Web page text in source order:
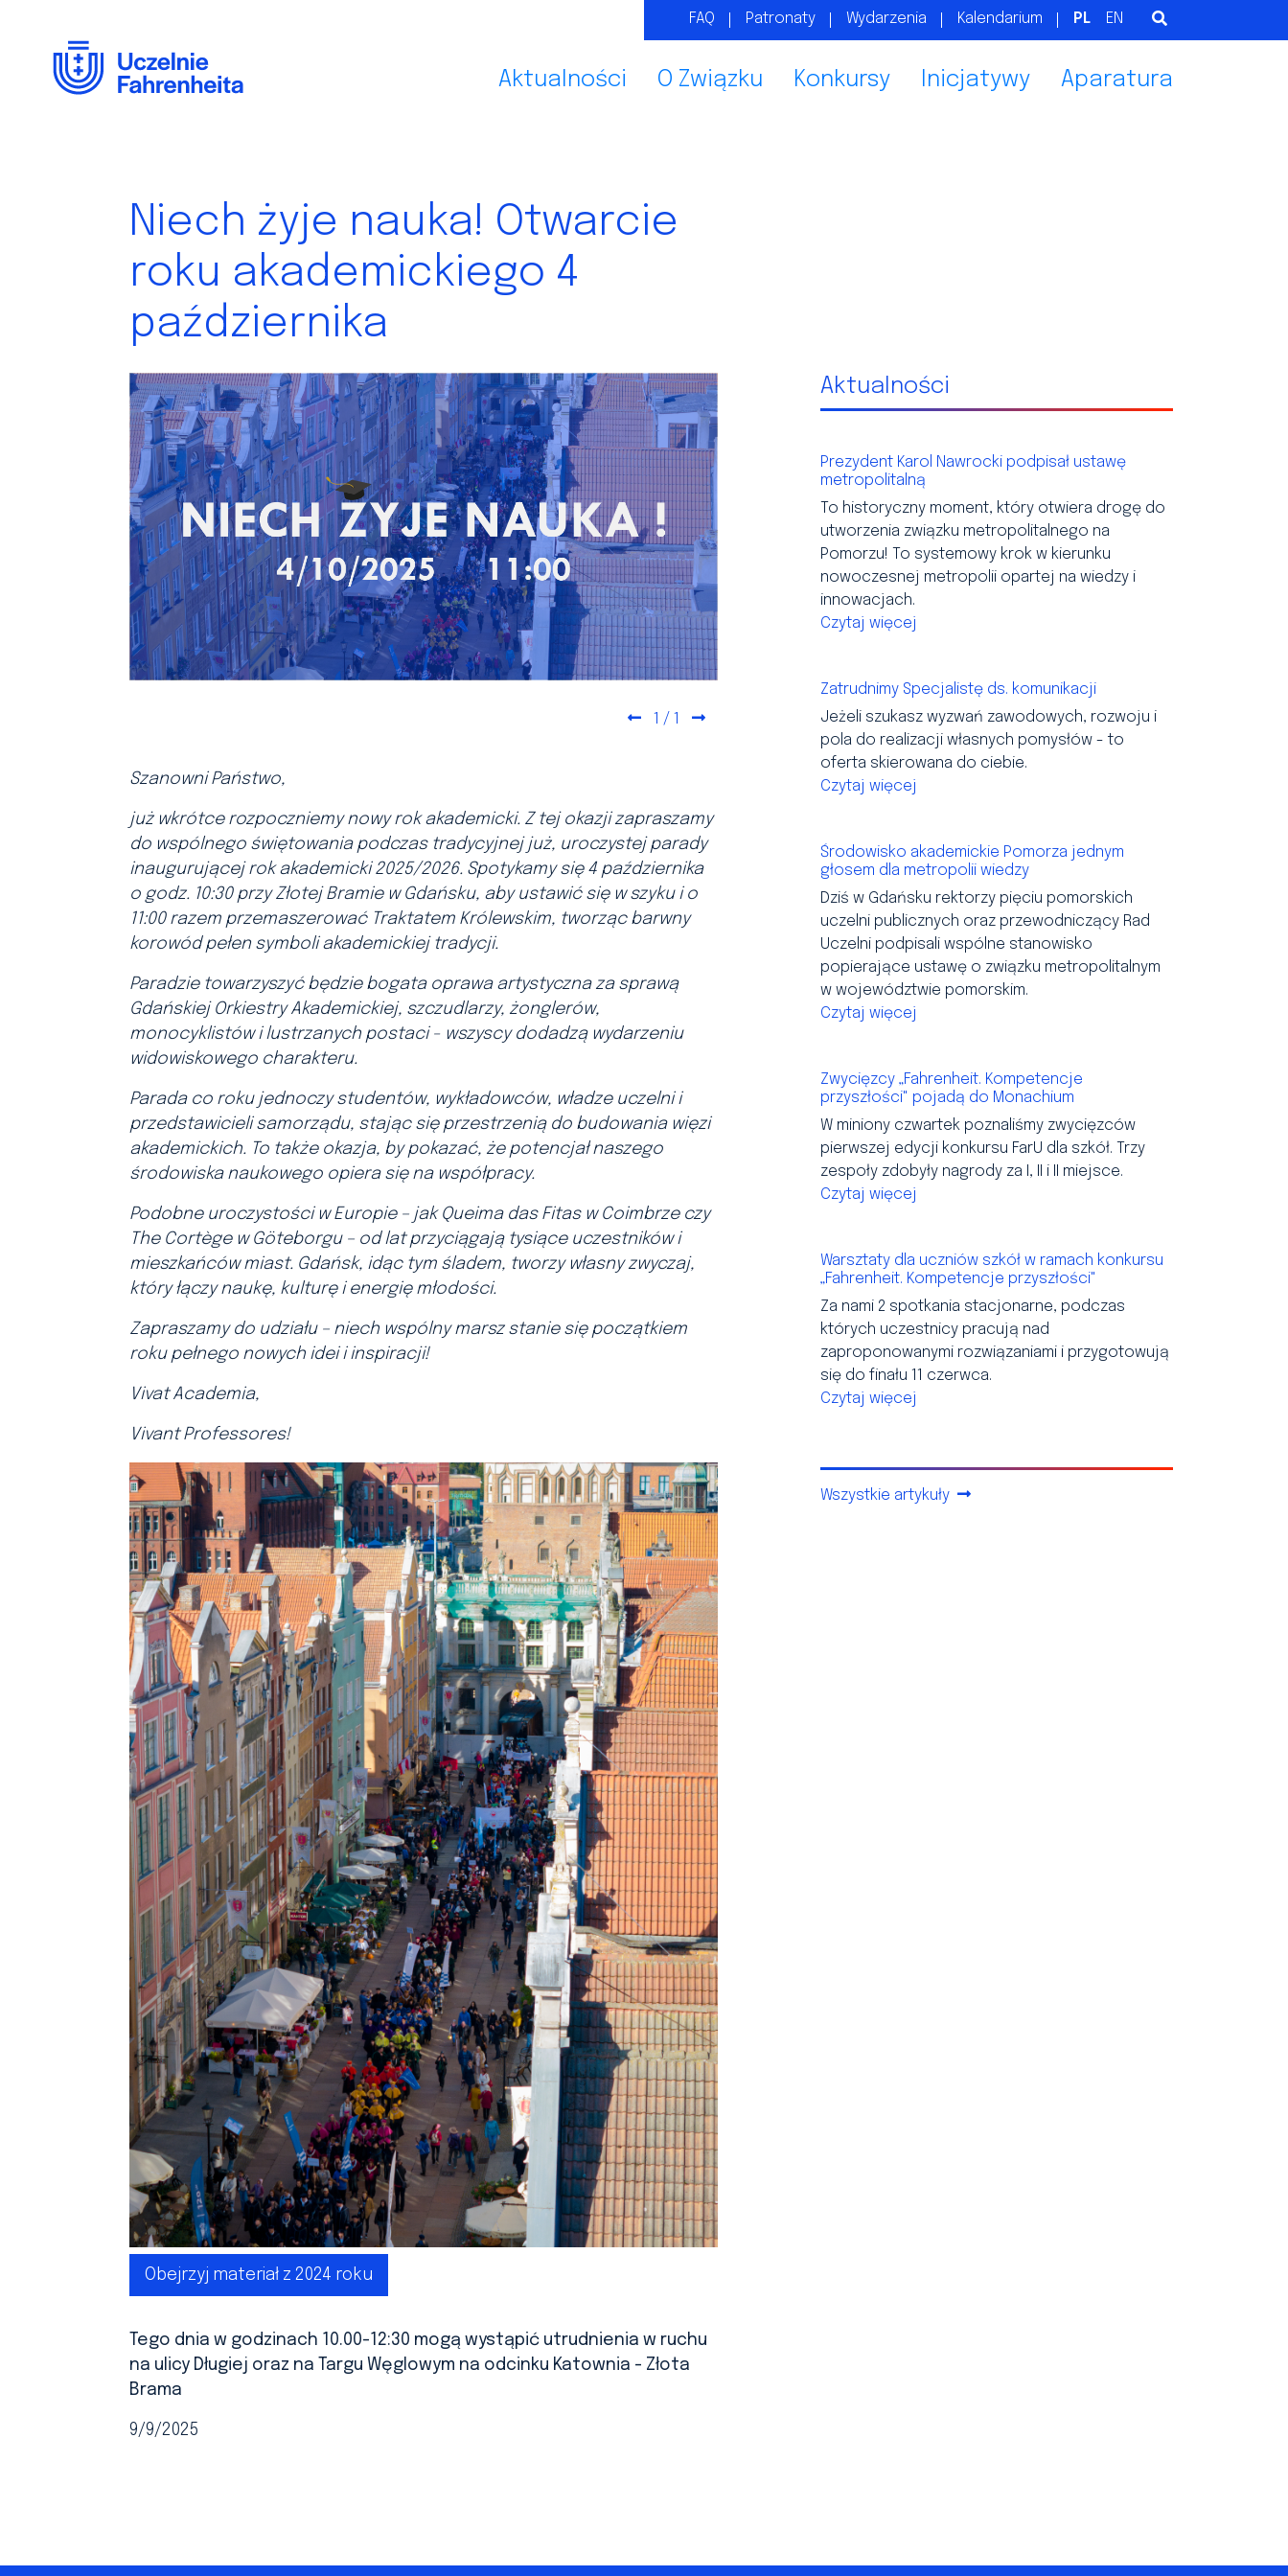
FAQ Patronaty Wydarzenia Kalendarium PL EN
Aktualności O Związku Konkursy Inicjatywy Aparatura
Niech żyje nauka! Otwarcie
roku akademickiego 4
października
Previous
1 / 1
Szanowni Państwo,
już wkrótce rozpoczniemy nowy rok akademicki. Z tej okazji zapraszamy
do wspólnego świętowania podczas tradycyjnej już, uroczystej parady
inaugurującej rok akademicki 2025/2026. Spotykamy się 4 października
o godz. 10:30 przy Złotej Bramie w Gdańsku, aby ustawić się w szyku i o
11:00 razem przemaszerować Traktatem Królewskim, tworząc barwny
korowód pełen symboli akademickiej tradycji.
Paradzie towarzyszyć będzie bogata oprawa artystyczna za sprawą
Gdańskiej Orkiestry Akademickiej, szczudlarzy, żonglerów,
monocyklistów i lustrzanych postaci - wszyscy dodadzą wydarzeniu
widowiskowego charakteru.
Parada co roku jednoczy studentów, wykładowców, władze uczelni i
przedstawicieli samorządu, stając się przestrzenią do budowania więzi
akademickich. To także okazja, by pokazać, że potencjał naszego
środowiska naukowego opiera się na współpracy.
Podobne uroczystości w Europie – jak Queima das Fitas w Coimbrze czy
The Cortège w Göteborgu – od lat przyciągają tysiące uczestników i
mieszkańców miast. Gdańsk, idąc tym śladem, tworzy własny zwyczaj,
który łączy naukę, kulturę i energię młodości.
Zapraszamy do udziału – niech wspólny marsz stanie się początkiem
roku pełnego nowych idei i inspiracji!
Vivat Academia,
Vivant Professores!
Obejrzyj materiał z 2024 roku
Tego dnia w godzinach 10.00-12:30 mogą wystąpić utrudnienia w ruchu
na ulicy Długiej oraz na Targu Węglowym na odcinku Katownia - Złota
Brama
9/9/2025
Aktualności
Prezydent Karol Nawrocki podpisał ustawę
metropolitalną
To historyczny moment, który otwiera drogę do
utworzenia związku metropolitalnego na
Pomorzu! To systemowy krok w kierunku
nowoczesnej metropolii opartej na wiedzy i
innowacjach.
Czytaj więcej
Zatrudnimy Specjalistę ds. komunikacji
Jeżeli szukasz wyzwań zawodowych, rozwoju i
pola do realizacji własnych pomysłów - to
oferta skierowana do ciebie.
Czytaj więcej
Środowisko akademickie Pomorza jednym
głosem dla metropolii wiedzy
Dziś w Gdańsku rektorzy pięciu pomorskich
uczelni publicznych oraz przewodniczący Rad
Uczelni podpisali wspólne stanowisko
popierające ustawę o związku metropolitalnym
w województwie pomorskim.
Czytaj więcej
Zwycięzcy „Fahrenheit. Kompetencje
przyszłości" pojadą do Monachium
W miniony czwartek poznaliśmy zwycięzców
pierwszej edycji konkursu FarU dla szkół. Trzy
zespoły zdobyły nagrody za I, II i II miejsce.
Czytaj więcej
Warsztaty dla uczniów szkół w ramach konkursu
„Fahrenheit. Kompetencje przyszłości"
Za nami 2 spotkania stacjonarne, podczas
których uczestnicy pracują nad
zaproponowanymi rozwiązaniami i przygotowują
się do finału 11 czerwca.
Czytaj więcej
Wszystkie artykuły